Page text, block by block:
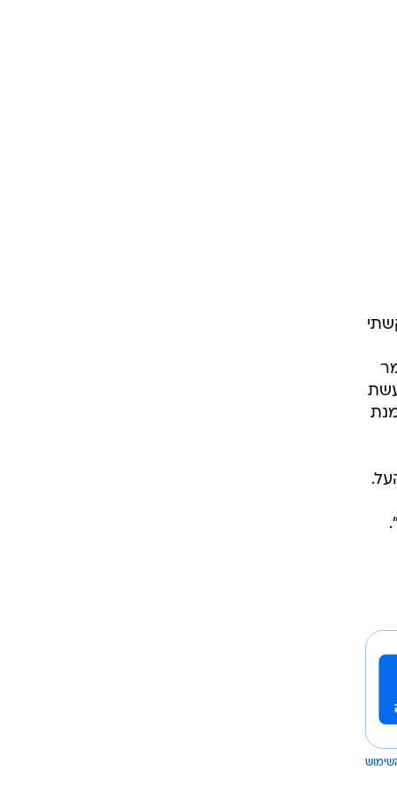
ממש קרובים ובדקה ה-90 בגמר